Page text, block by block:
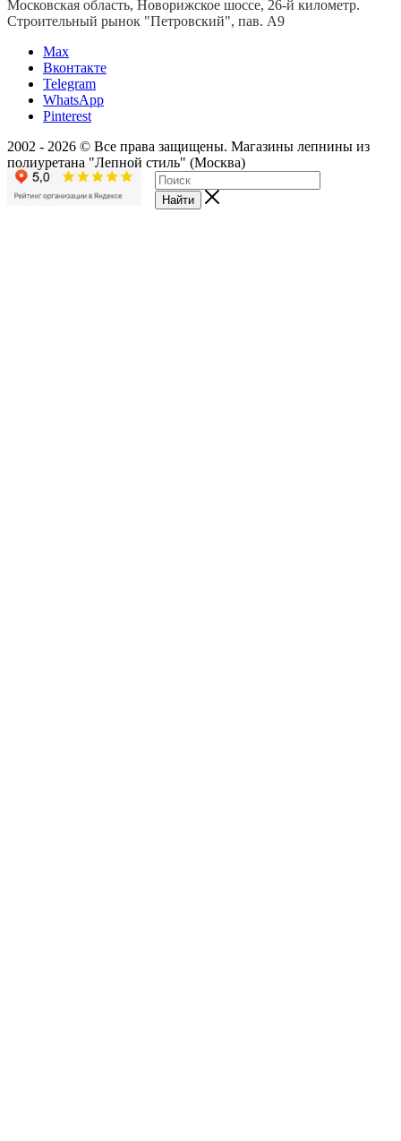
Московская область, Новорижское шоссе, 26-й километр.
Строительный рынок "Петровский", пав. А9
Мах
Вконтакте
Telegram
WhatsApp
Pinterest
2002 - 2026 © Все права защищены. Магазины лепнины из
полиуретана "Лепной стиль" (Москва)
Найти